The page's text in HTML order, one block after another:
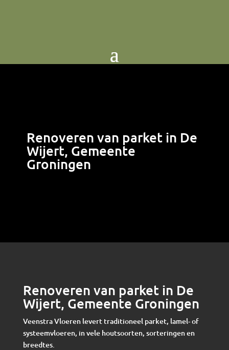
Renoveren van parket in De
Wijert, Gemeente
Groningen
Renoveren van parket in De
Wijert, Gemeente Groningen
Veenstra Vloeren levert traditioneel parket, lamel- of
systeemvloeren, in vele houtsoorten, sorteringen en
breedtes.